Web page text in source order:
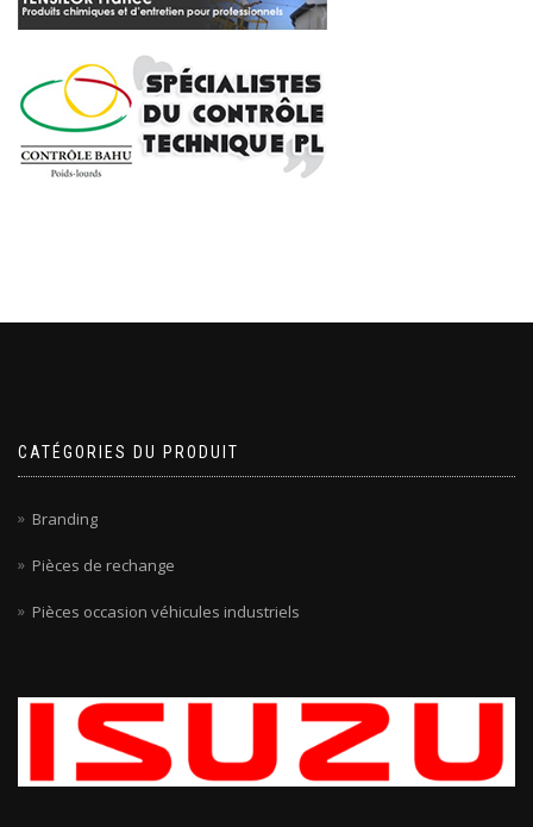
CATÉGORIES DU PRODUIT
Branding
Pièces de rechange
Pièces occasion véhicules industriels